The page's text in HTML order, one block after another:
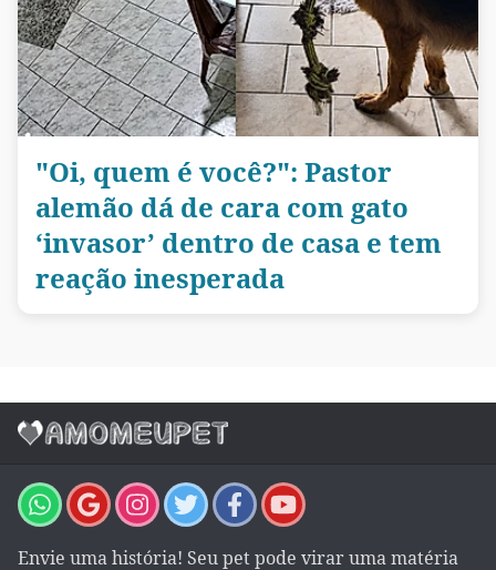
"Oi, quem é você?": Pastor
alemão dá de cara com gato
‘invasor’ dentro de casa e tem
reação inesperada
Envie uma história! Seu pet pode virar uma matéria